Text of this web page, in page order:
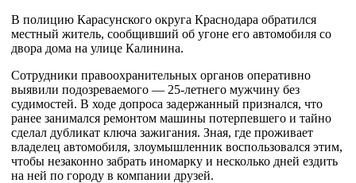
В полицию Карасунского округа Краснодара обратился
местный житель, сообщивший об угоне его автомобиля со
двора дома на улице Калинина.
Сотрудники правоохранительных органов оперативно
выявили подозреваемого — 25-летнего мужчину без
судимостей. В ходе допроса задержанный признался, что
ранее занимался ремонтом машины потерпевшего и тайно
сделал дубликат ключа зажигания. Зная, где проживает
владелец автомобиля, злоумышленник воспользовался этим,
чтобы незаконно забрать иномарку и несколько дней ездить
на ней по городу в компании друзей.